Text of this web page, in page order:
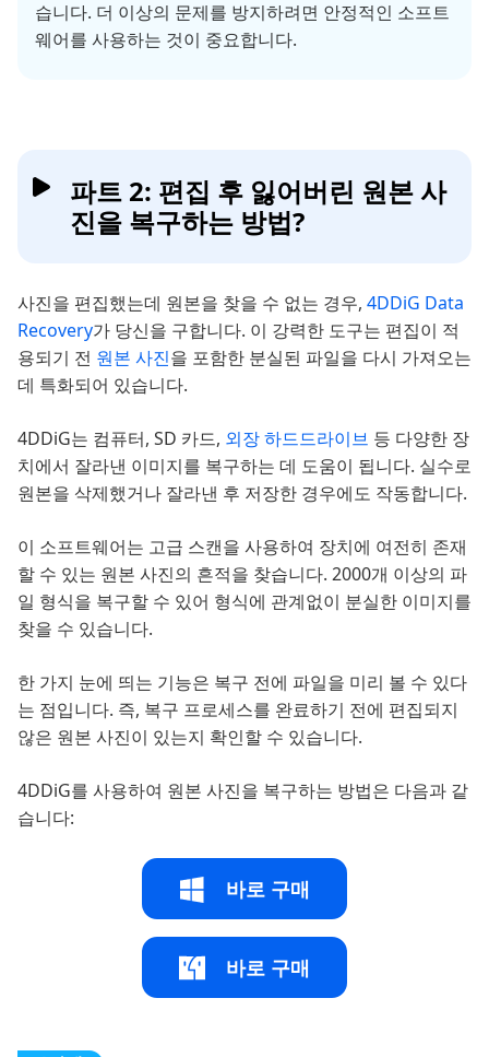
습니다. 더 이상의 문제를 방지하려면 안정적인 소프트
웨어를 사용하는 것이 중요합니다.
파트 2: 편집 후 잃어버린 원본 사
진을 복구하는 방법?
사진을 편집했는데 원본을 찾을 수 없는 경우, 4DDiG Data
Recovery가 당신을 구합니다. 이 강력한 도구는 편집이 적
용되기 전 원본 사진을 포함한 분실된 파일을 다시 가져오는
데 특화되어 있습니다.
4DDiG는 컴퓨터, SD 카드, 외장 하드드라이브 등 다양한 장
치에서 잘라낸 이미지를 복구하는 데 도움이 됩니다. 실수로
원본을 삭제했거나 잘라낸 후 저장한 경우에도 작동합니다.
이 소프트웨어는 고급 스캔을 사용하여 장치에 여전히 존재
할 수 있는 원본 사진의 흔적을 찾습니다. 2000개 이상의 파
일 형식을 복구할 수 있어 형식에 관계없이 분실한 이미지를
찾을 수 있습니다.
한 가지 눈에 띄는 기능은 복구 전에 파일을 미리 볼 수 있다
는 점입니다. 즉, 복구 프로세스를 완료하기 전에 편집되지
않은 원본 사진이 있는지 확인할 수 있습니다.
4DDiG를 사용하여 원본 사진을 복구하는 방법은 다음과 같
습니다:
바로 구매
바로 구매